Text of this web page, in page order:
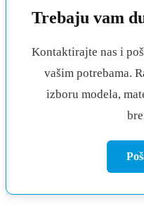
Trebaju vam
Kontaktirajte nas i
vašim potrebama.
izboru modela,